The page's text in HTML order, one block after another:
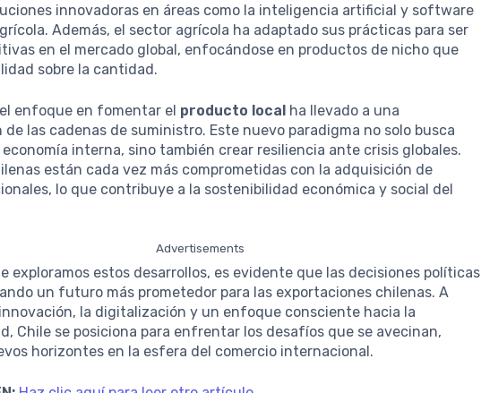
innovadoras en áreas como la inteligencia artificial y software
Además, el sector agrícola ha adaptado sus prácticas para ser
en el mercado global, enfocándose en productos de nicho que
sobre la cantidad.
enfoque en fomentar el producto local ha llevado a una
de las cadenas de suministro. Este nuevo paradigma no solo busca
interna, sino también crear resiliencia ante crisis globales.
están cada vez más comprometidas con la adquisición de
lo que contribuye a la sostenibilidad económica y social del
Advertisements
exploramos estos desarrollos, es evidente que las decisiones políticas
un futuro más prometedor para las exportaciones chilenas. A
la digitalización y un enfoque consciente hacia la
Chile se posiciona para enfrentar los desafíos que se avecinan,
horizontes en la esfera del comercio internacional.